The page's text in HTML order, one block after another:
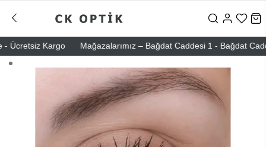
Kargo Mağazalarımız – Bağdat Caddesi 1 - Bağdat